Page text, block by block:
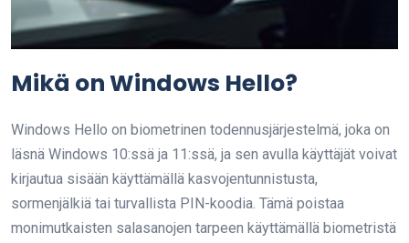
Mikä on Windows Hello?
Windows Hello on biometrinen todennusjärjestelmä, joka on
läsnä Windows 10:ssä ja 11:ssä, ja sen avulla käyttäjät voivat
kirjautua sisään käyttämällä kasvojentunnistusta,
sormenjälkiä tai turvallista PIN-koodia. Tämä poistaa
monimutkaisten salasanojen tarpeen käyttämällä biometristä